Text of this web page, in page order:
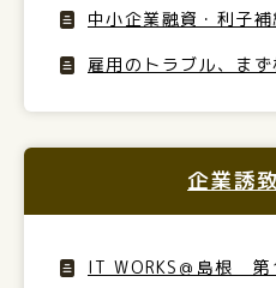
中小企業融資・利子
雇用のトラブル、まず
企業誘
IT WORKS＠島根 第